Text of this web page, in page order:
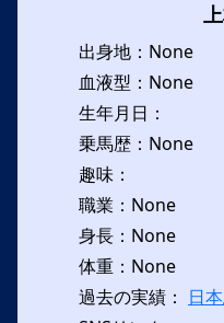
出身地：None
血液型：None
生年月日：
乗馬歴：None
趣味：
職業：None
身長：None
体重：None
過去の実績： 日